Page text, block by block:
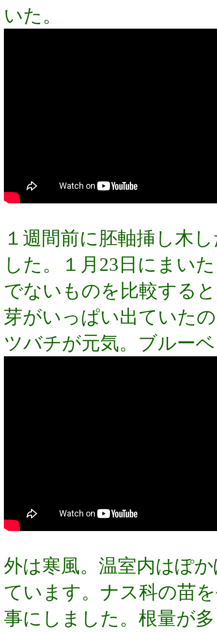
いた。
１週間前に胚軸挿し木
した。１月23日にまい
でないものを比較する
芽がいっぱい出ていた
ツバチが元気。ブルー
外は寒風。温室内はぽ
ています。ナス科の苗
事にしました。根量が